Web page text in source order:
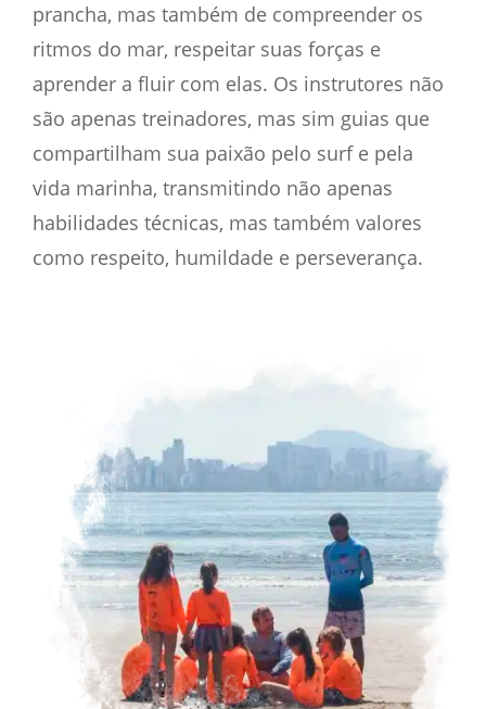
prancha, mas também de compreender os
ritmos do mar, respeitar suas forças e
aprender a fluir com elas. Os instrutores não
são apenas treinadores, mas sim guias que
compartilham sua paixão pelo surf e pela
vida marinha, transmitindo não apenas
habilidades técnicas, mas também valores
como respeito, humildade e perseverança.